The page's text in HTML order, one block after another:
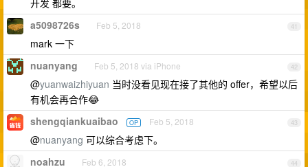
41
a5098726s Feb 5, 2018
mark 一下
42
nuanyang Feb 5, 2018 via iPhone
@yuanwaizhiyuan 当时没看见现在接了其他的 offer，希望以后
有机会再合作😂
43
shengqiankuaibao OP Feb 5, 2018
@nuanyang 可以综合考虑下。
44
noahzu Feb 6, 2018